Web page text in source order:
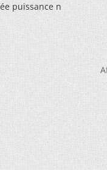
puissance n